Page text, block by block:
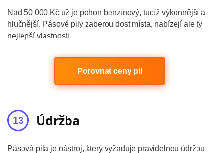
Nad 50 000 Kč už je pohon benzínový, tudíž výkonnější a
hlučnější. Pásové pily zaberou dost místa, nabízejí ale ty
nejlepší vlastnosti.
Porovnat ceny pil
Údržba
Pásová pila je nástroj, který vyžaduje pravidelnou údržbu